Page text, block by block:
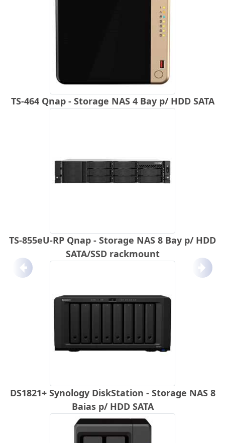
TS-464 Qnap - Storage NAS 4 Bay p/ HDD SATA
TS-855eU-RP Qnap - Storage NAS 8 Bay p/ HDD
SATA/SSD rackmount
DS1821+ Synology DiskStation - Storage NAS 8
Baias p/ HDD SATA
Anterior